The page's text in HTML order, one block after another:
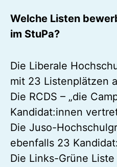
Welche Listen
im StuPa?
Die Liberale
mit 23 Listenplätzen
Die RCDS – „die
Kandidat:innen
Die Juso-
ebenfalls 23
Die Links-Grüne